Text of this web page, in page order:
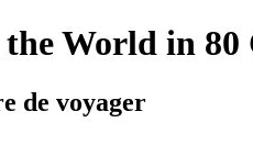
World in 80
de voyager